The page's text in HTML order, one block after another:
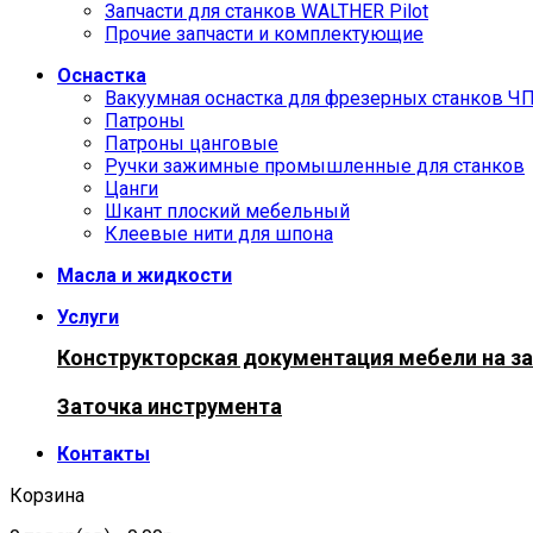
Запчасти для станков WALTHER Pilot
Прочие запчасти и комплектующие
Оснастка
Вакуумная оснастка для фрезерных станков
Патроны
Патроны цанговые
Ручки зажимные промышленные для станков
Цанги
Шкант плоский мебельный
Клеевые нити для шпона
Масла и жидкости
Услуги
Конструкторская документация мебели на
Заточка инструмента
Контакты
Корзина